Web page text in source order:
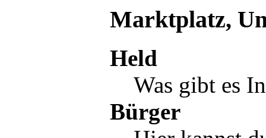
Marktplatz,
Held
Was gibt es
Bürger